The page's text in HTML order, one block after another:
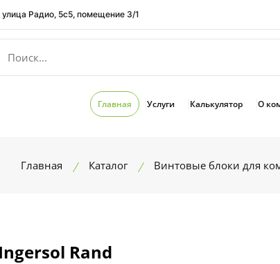
Радио, 5с5, помещение 3/1
Главная Услуги Калькулятор О
Главная Каталог Винтовые блоки для
Rand